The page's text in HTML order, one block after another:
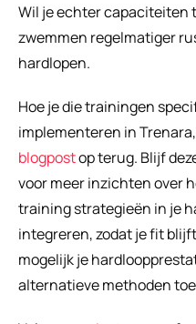
Wil je echter capaciteiten
zwemmen regelmatiger
hardlopen.
Hoe je die trainingen
implementeren in
blogpost op terug. Blijf
voor meer inzichten over
training strategieën in je
integreren, zodat je fit
mogelijk je
alternatieve methoden